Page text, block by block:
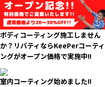
ボディコーティング施工しません
か？リバティならKeePerコーティ
ングがオープン価格で実施中!!
室内コーティング始めました!!